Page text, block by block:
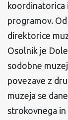
programov.
direktorice
Osolnik je
sodobne
povezave z
muzeja se
strokovnega in